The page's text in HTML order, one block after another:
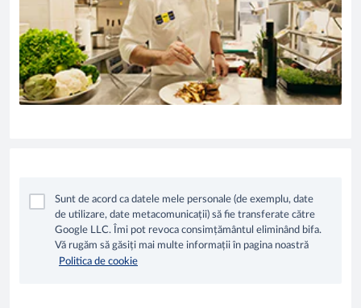
Sunt de acord ca datele mele personale (de exemplu, date
de utilizare, date metacomunicații) să fie transferate către
Google LLC. Îmi pot revoca consimțământul eliminând bifa.
Vă rugăm să găsiți mai multe informații în pagina noastră
Politica de cookie